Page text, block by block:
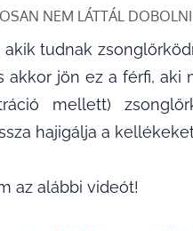
NEM LÁTTÁL
tudnak
akkor jön ez a férfi,
mellett)
hajigálja a
az alábbi videót!